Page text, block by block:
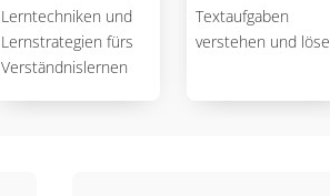
Lerntechniken und
Lernstrategien fürs
Verständnislernen
Textaufgaben
verstehen und